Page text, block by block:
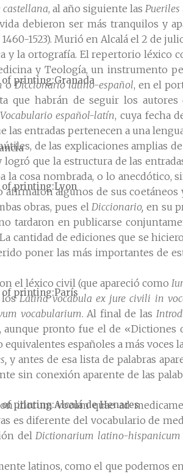
, al año siguiente las
debieron ser más tranquilos y
1523). Murió en Alcalá el 2 de
la ortografía. El repertorio léxico
y Teología, un instrumento
oDiccionario latino-español, en el
que habrán de seguir los autores
Vocabulario español-latín, cuya fecha
las entradas pertenecen a una
de las explicaciones amplias
que la estructura de las
cosa nombrada, o lo anecdótico,
afirmaron algunos de sus coetáneos
obras, pues elDiccionario, en su
tardaron en publicarse
cantidad de ediciones que se
poner las más importantes de
el léxico civil (que apareció como
losLatina vocabula ex jure civili in
vocabularium. Al final de las
pronto fue el de «Dictiones
españoles a más voces
y antes de esa lista de palabras
sin conexión aparente de las
illorum vocum quae ad
es diferente del vocabulario de
delDictionarium latino-hispanicum
latinos, como el que podemos
of printing Granada
of printing Lyon
of printing París
of printing Alcalá de Henares